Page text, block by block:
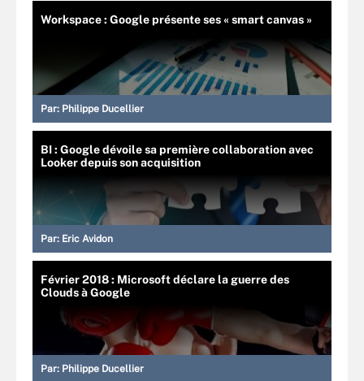
Workspace : Google présente ses « smart canvas »
Par: Philippe Ducellier
BI : Google dévoile sa première collaboration avec
Looker depuis son acquisition
Par: Eric Avidon
Février 2018 : Microsoft déclare la guerre des
Clouds à Google
Par: Philippe Ducellier